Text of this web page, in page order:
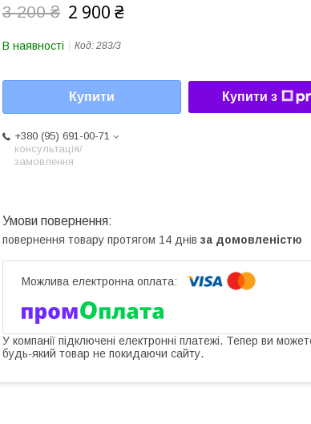
3 200 ₴ 2 900 ₴
В наявності Код: 283/3
Купити Купити з
+380 (95) 691-00-71
консультація/
замовлення
повернення товару протягом 14 днів за домовленістю
У компанії підключені електронні платежі. Тепер ви
будь-який товар не покидаючи сайту.